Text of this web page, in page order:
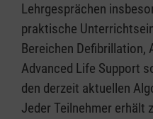
Lehrgesprächen
praktische
Bereichen Defibrillation,
Advanced Life Support
den derzeit aktuellen
Jeder Teilnehmer erhält